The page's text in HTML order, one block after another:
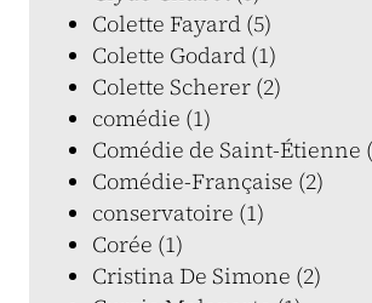
Colette Fayard (5)
Colette Godard (1)
Colette Scherer (2)
comédie (1)
Comédie de Saint-Étienne
Comédie-Française (2)
conservatoire (1)
Corée (1)
Cristina De Simone (2)